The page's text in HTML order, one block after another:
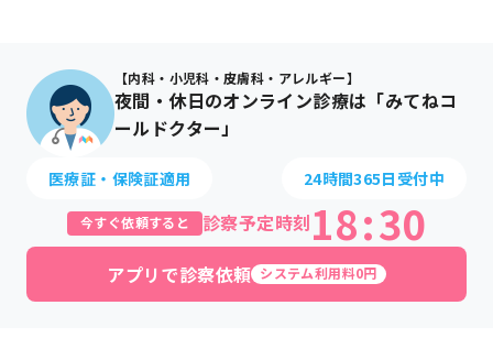
【内科・小児科・皮膚科・アレルギー】
夜間・休日のオンライン診療は「みてねコ
ールドクター」
医療証・保険証適用 24時間365日受付中
今すぐ依頼すると 診察予定時刻18:30
アプリで診察依頼 システム利用料0円